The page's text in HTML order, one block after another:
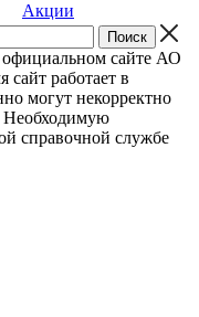
Акции
официальном сайте АО
работает в
могут некорректно
Необходимую
справочной службе